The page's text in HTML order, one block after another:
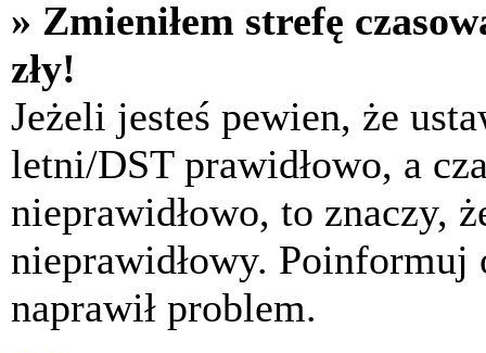
» Zmieniłem strefę
zły!
Jeżeli jesteś pewien, że
letni/DST prawidłowo, a
nieprawidłowo, to znaczy,
nieprawidłowy.
naprawił problem.